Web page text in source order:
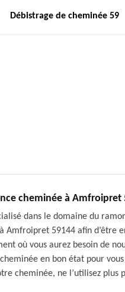
Débistrage de cheminée 59
cheminée à Amfroipret
dans le domaine du
Amfroipret 59144 afin d’être
où vous aurez besoin de
en bon état pour
cheminée, ne l’utilisez plus